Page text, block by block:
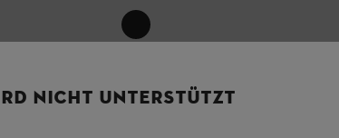
NICHT UNTERSTÜTZT